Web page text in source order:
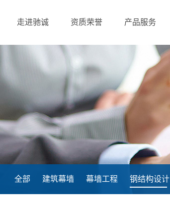
走进驰诚 资质荣誉 产品服务
全部 建筑幕墙 幕墙工程 钢结构设计